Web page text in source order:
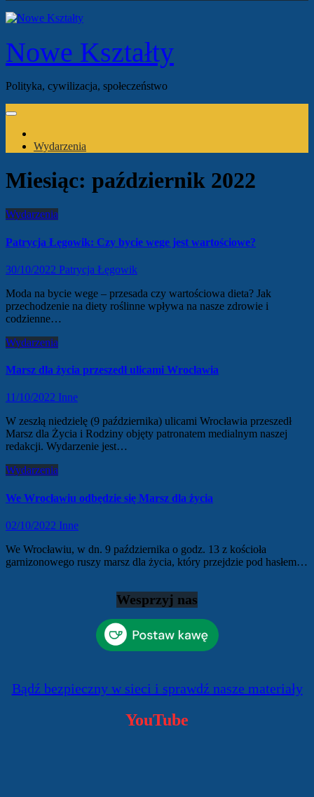
Nowe Kształty
Polityka, cywilizacja, społeczeństwo
Wydarzenia
Miesiąc: październik 2022
Wydarzenia
Patrycja Łęgowik: Czy bycie wege jest wartościowe?
30/10/2022 Patrycja Łęgowik
Moda na bycie wege – przesada czy wartościowa dieta? Jak
przechodzenie na diety roślinne wpływa na nasze zdrowie i
codzienne…
Wydarzenia
Marsz dla życia przeszedł ulicami Wrocławia
11/10/2022 Inne
W zeszłą niedzielę (9 października) ulicami Wrocławia przeszedł
Marsz dla Życia i Rodziny objęty patronatem medialnym naszej
redakcji. Wydarzenie jest…
Wydarzenia
We Wrocławiu odbędzie się Marsz dla życia
02/10/2022 Inne
We Wrocławiu, w dn. 9 października o godz. 13 z kościoła
garnizonowego ruszy marsz dla życia, który przejdzie pod hasłem…
Wesprzyj nas
Bądź bezpieczny w sieci i sprawdź nasze materiały
YouTube